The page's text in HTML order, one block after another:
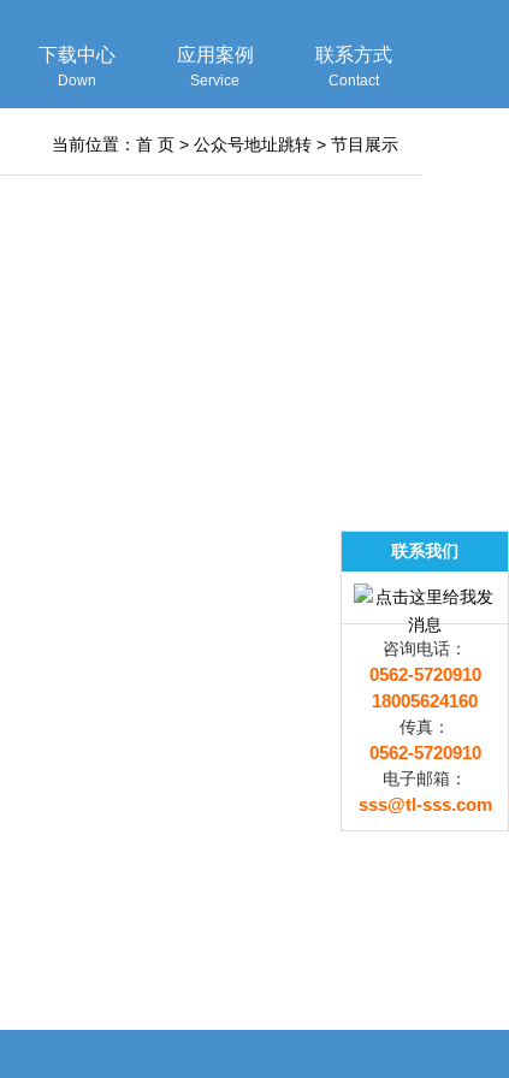
下载中心
Down
应用案例
Service
联系方式
Contact
当前位置： 首 页 > 公众号地址跳转 > 节目展示
联系我们
咨询电话：
0562-5720910
18005624160
传真：
0562-5720910
电子邮箱：
sss@tl-sss.com